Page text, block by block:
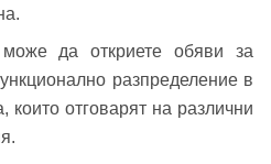
гост
профил
с Google
да откриете обяви за
разпределение в
които отговарят на различни